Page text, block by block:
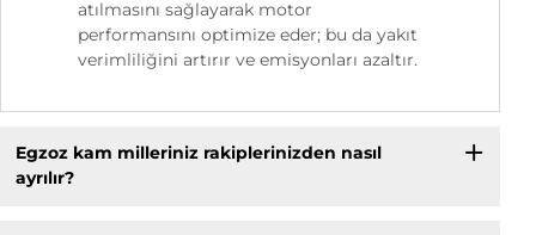
atılmasını sağlayarak motor
performansını optimize eder; bu da yakıt
verimliliğini artırır ve emisyonları azaltır.
Egzoz kam milleriniz rakiplerinizden nasıl
ayrılır?